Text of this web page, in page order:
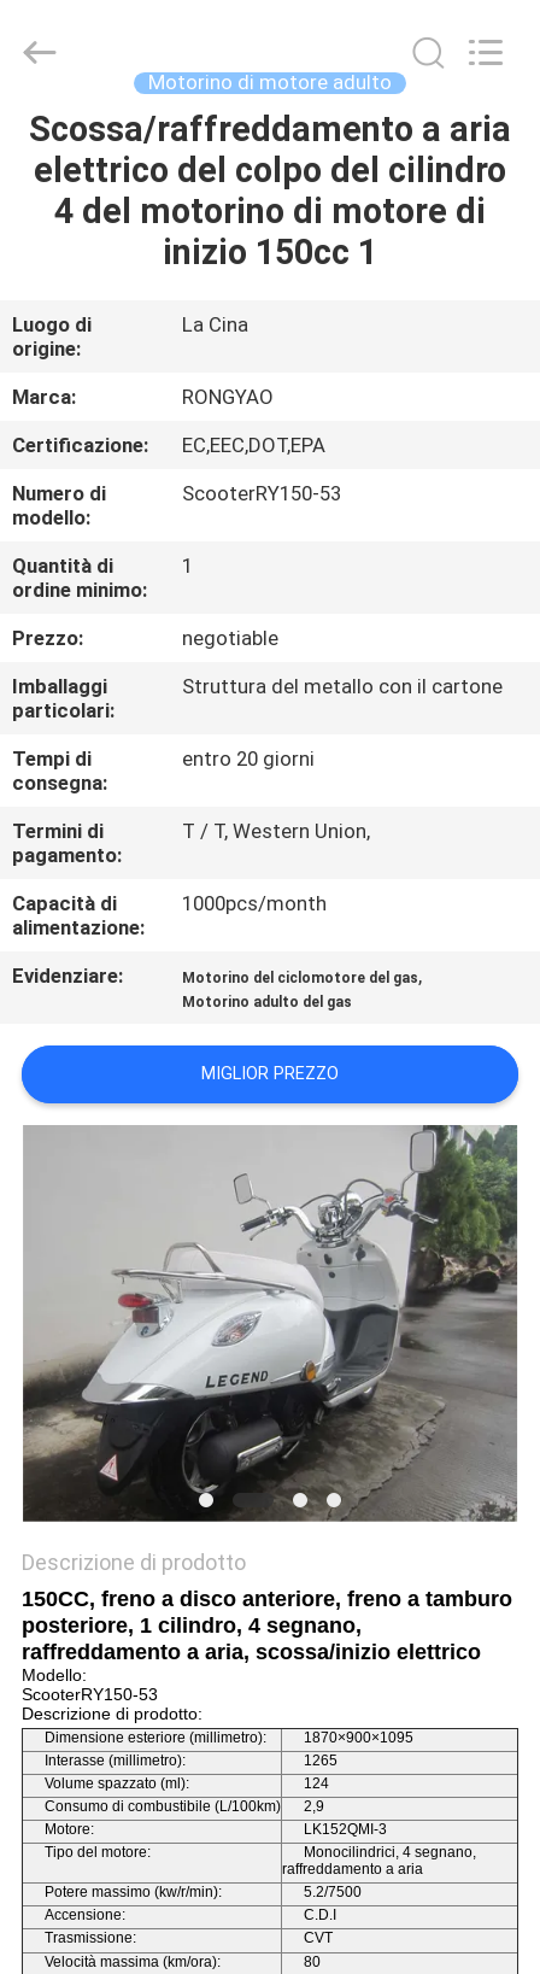
CASA
PRODOTTI
NOI
GIRO
DELLA
FABBRICA
CONTROLLO
DI
QUALITÀ
CONTATTICI
RICHIEDA
UNA
CITAZIONE
DEL
SITO
POLITICA
Rongyao
Vehicle
Reserved.
Motorino di motore adulto
Scossa/raffreddamento a aria
elettrico del colpo del cilindro
4 del motorino di motore di
inizio 150cc 1
Luogo di
origine:
La Cina
Marca:
RONGYAO
Certificazione:
EC,EEC,DOT,EPA
Numero di
modello:
ScooterRY150-53
Quantità di
ordine minimo:
1
Prezzo:
negotiable
Imballaggi
particolari:
Struttura del metallo con il cartone
Tempi di
consegna:
entro 20 giorni
Termini di
pagamento:
T / T, Western Union,
Capacità di
alimentazione:
1000pcs/month
Evidenziare: Motorino del ciclomotore del gas,
Motorino adulto del gas
MIGLIOR PREZZO
Descrizione di prodotto
150CC, freno a disco anteriore, freno a tamburo
posteriore, 1 cilindro, 4 segnano,
raffreddamento a aria, scossa/inizio elettrico
Modello:
ScooterRY150-53
Descrizione di prodotto:
Dimensione esteriore (millimetro):
1870×900×1095
Interasse (millimetro):
1265
Volume spazzato (ml):
124
Consumo di combustibile (L/100km)
2,9
Motore:
LK152QMI-3
Tipo del motore:
Monocilindrici, 4 segnano,
raffreddamento a aria
Potere massimo (kw/r/min):
5.2/7500
Accensione:
C.D.I
Trasmissione:
CVT
Velocità massima (km/ora):
80